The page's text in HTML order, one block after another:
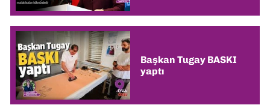
Başkan Tugay BASKI
yaptı